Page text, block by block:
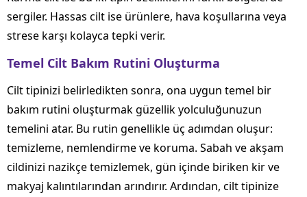
sergiler. Hassas cilt ise ürünlere, hava koşullarına veya
strese karşı kolayca tepki verir.
Temel Cilt Bakım Rutini Oluşturma
Cilt tipinizi belirledikten sonra, ona uygun temel bir
bakım rutini oluşturmak güzellik yolculuğunuzun
temelini atar. Bu rutin genellikle üç adımdan oluşur:
temizleme, nemlendirme ve koruma. Sabah ve akşam
cildinizi nazikçe temizlemek, gün içinde biriken kir ve
makyaj kalıntılarından arındırır. Ardından, cilt tipinize